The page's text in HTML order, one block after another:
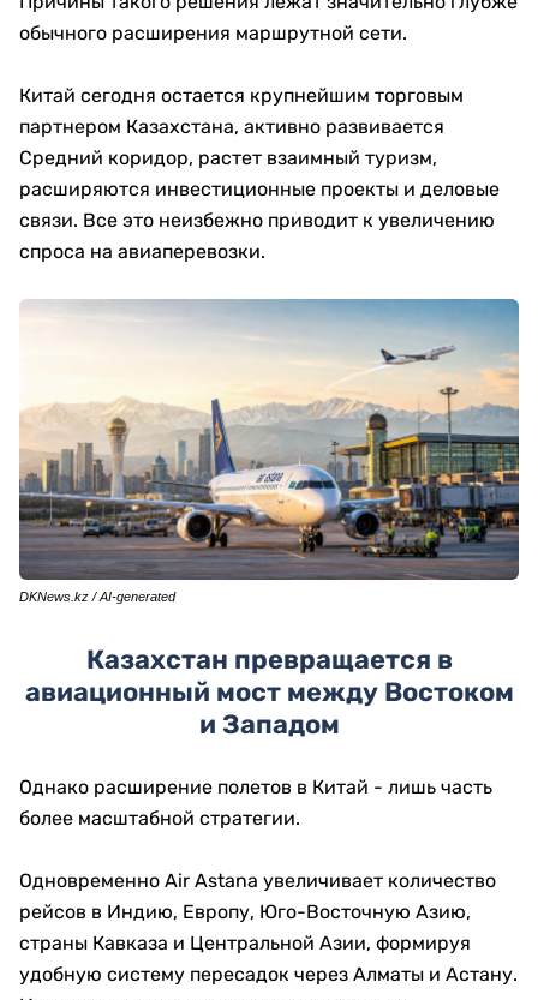
обычного расширения маршрутной сети.
Китай сегодня остается крупнейшим торговым
партнером Казахстана, активно развивается
Средний коридор, растет взаимный туризм,
расширяются инвестиционные проекты и деловые
связи. Все это неизбежно приводит к увеличению
спроса на авиаперевозки.
DKNews.kz / AI-generated
Казахстан превращается в
авиационный мост между Востоком
и Западом
Однако расширение полетов в Китай - лишь часть
более масштабной стратегии.
Одновременно Air Astana увеличивает количество
рейсов в Индию, Европу, Юго-Восточную Азию,
страны Кавказа и Центральной Азии, формируя
удобную систему пересадок через Алматы и Астану.